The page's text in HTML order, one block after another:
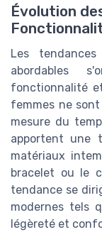
Évolution
Les
abordables
fonctionnalité
femmes ne
mesure du
apportent une
matériaux
bracelet ou le
tendance se
modernes tels
légèreté et